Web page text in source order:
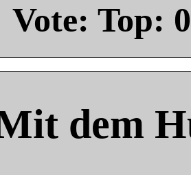
Vote: Top: 0
dem